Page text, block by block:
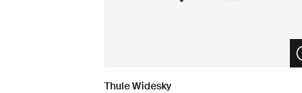
Thule Widesky